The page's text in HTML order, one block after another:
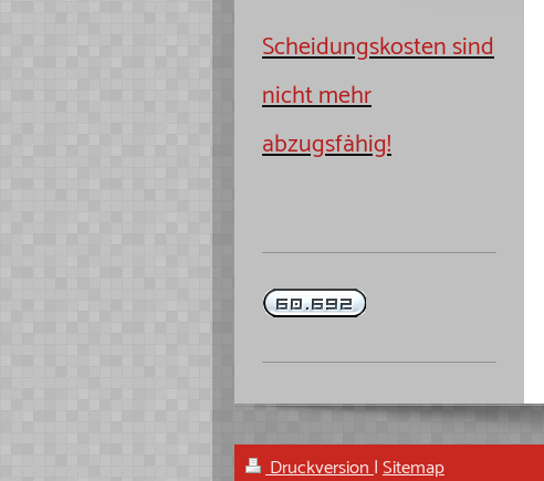
Scheidungskosten sind
nicht mehr
abzugsfähig!
Druckversion|Sitemap